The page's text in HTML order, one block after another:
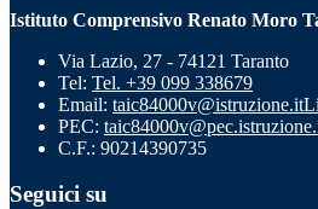
Istituto Comprensivo Renato Moro
Via Lazio, 27 - 74121 Taranto
Tel: Tel. +39 099 338679
Email: taic84000v@istruzione.it
PEC:
C.F.: 90214390735
Seguici su